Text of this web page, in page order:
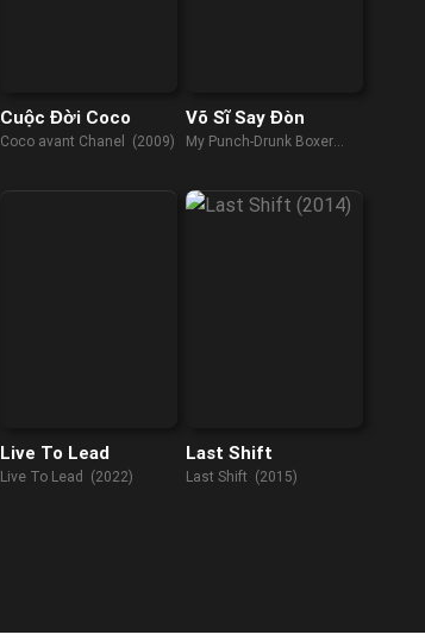
Cuộc Đời Coco
Coco avant Chanel (2009)
Võ Sĩ Say Đòn
My Punch-Drunk Boxer
Live To Lead
Live To Lead (2022)
Last Shift
Last Shift (2015)